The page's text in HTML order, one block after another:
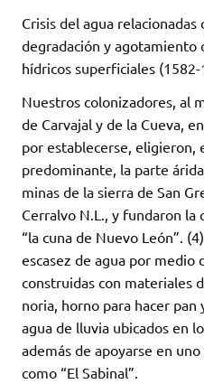
Crisis del agua relacionadas
degradación y agotamiento
hídricos superficiales (1582-
Nuestros colonizadores, al
de Carvajal y de la Cueva,
por establecerse, eligieron,
predominante, la parte
minas de la sierra de San
Cerralvo N.L., y fundaron la
“la cuna de Nuevo León”.
escasez de agua por medio
construidas con materiales
noria, horno para hacer pan
agua de lluvia ubicados en
además de apoyarse en
como “El Sabinal”.